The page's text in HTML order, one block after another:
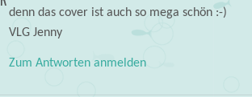
denn das cover ist auch so mega schön :-)
VLG Jenny
Zum Antworten anmelden